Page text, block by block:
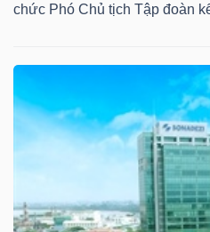
chức Phó Chủ tịch Tập đoàn